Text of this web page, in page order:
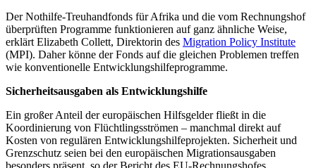
Der Nothilfe-Treuhandfonds für Afrika und die vom Rechnungshof
überprüften Programme funktionieren auf ganz ähnliche Weise,
erklärt Elizabeth Collett, Direktorin des Migration Policy Institute
(MPI). Daher könne der Fonds auf die gleichen Problemen treffen
wie konventionelle Entwicklungshilfeprogramme.
Sicherheitsausgaben als Entwicklungshilfe
Ein großer Anteil der europäischen Hilfsgelder fließt in die
Koordinierung von Flüchtlingsströmen – manchmal direkt auf
Kosten von regulären Entwicklungshilfeprojekten. Sicherheit und
Grenzschutz seien bei den europäischen Migrationsausgaben